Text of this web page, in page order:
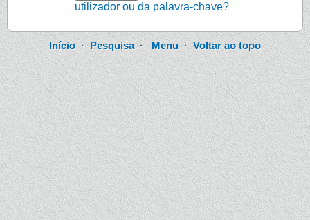
utilizador ou da palavra-chave?
Início· Pesquisa·Menu ·Voltar ao topo